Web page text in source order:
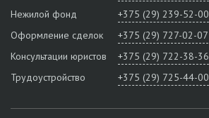
Нежилой фонд
+375 (29) 239-52-00
Оформление сделок
+375 (29) 727-02-07
Консультации юристов
+375 (29) 722-38-36
Трудоустройство
+375 (29) 725-44-00